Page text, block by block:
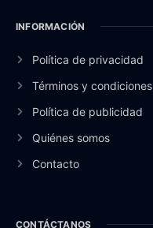
INFORMACIÓN
Política de privacidad
Términos y condiciones
Política de publicidad
Quiénes somos
Contacto
CONTÁCTANOS